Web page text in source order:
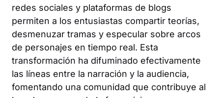
redes sociales y plataformas de blogs
permiten a los entusiastas compartir teorías,
desmenuzar tramas y especular sobre arcos
de personajes en tiempo real. Esta
transformación ha difuminado efectivamente
las líneas entre la narración y la audiencia,
fomentando una comunidad que contribuye al